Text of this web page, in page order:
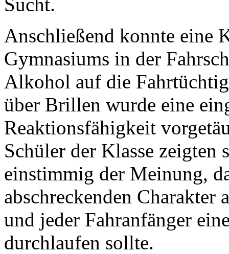
Anschließend konnte eine
Gymnasiums in der
Alkohol auf die
über Brillen wurde eine
Reaktionsfähigkeit
Schüler der Klasse zeigten
einstimmig der Meinung,
abschreckenden Charakter
und jeder Fahranfänger
durchlaufen sollte.